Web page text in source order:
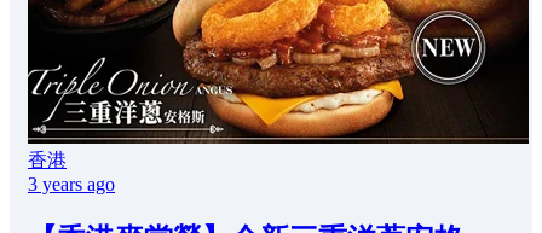
香港
3 years ago